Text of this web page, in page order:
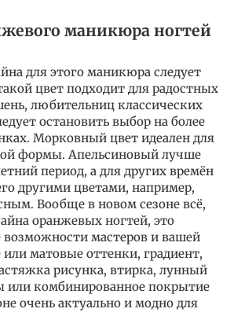
маникюра ногтей
для этого маникюра следует
цвет подходит для радостных
любительниц классических
остановить выбор на более
Морковный цвет идеален для
формы. Апельсиновый лучше
период, а для других времён
другими цветами, например,
Вообще в новом сезоне всё,
оранжевых ногтей, это
мастеров и вашей
матовые оттенки, градиент,
рисунка, втирка, лунный
или комбинированное покрытие
очень актуально и модно для